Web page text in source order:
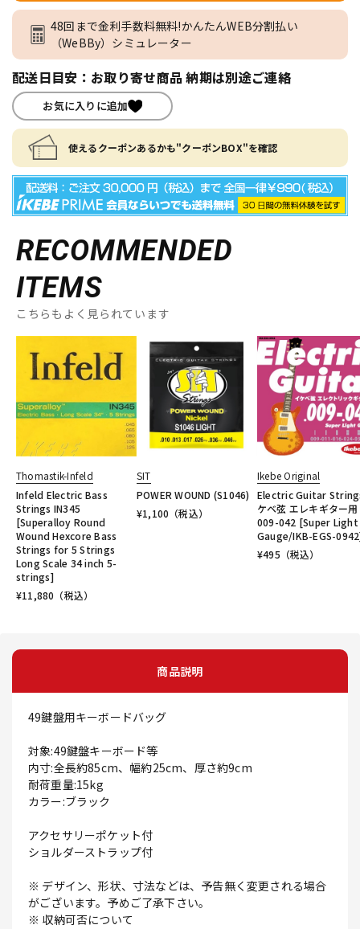
48回まで金利手数料無料!かんたんWEB分割払い
（WeBBy）シミュレーター
配送日目安：お取り寄せ商品 納期は別途ご連絡
お気に入りに追加
使えるクーポンあるかも"クーポンBOX"を確認
RECOMMENDED
ITEMS
こちらもよく見られています
Thomastik-Infeld
Infeld Electric Bass
Strings IN345
[Superalloy Round
Wound Hexcore Bass
Strings for 5 Strings
Long Scale 34 inch 5-
strings]
¥11,880 （税込）
SIT
POWER WOUND (S1046)
¥1,100 （税込）
Ikebe Original
Electric Guitar
ケベ弦 エレキギター用
009-042 [Super Light
Gauge/IKB-EGS-
¥495 （税込）
商品説明
49鍵盤用キーボードバッグ
対象:49鍵盤キーボード等
内寸:全長約85cm、幅約25cm、厚さ約9cm
耐荷重量:15kg
カラー:ブラック
アクセサリーポケット付
ショルダーストラップ付
※ デザイン、形状、寸法などは、予告無く変更される場合
がございます。予めご了承下さい。
※ 収納可否について